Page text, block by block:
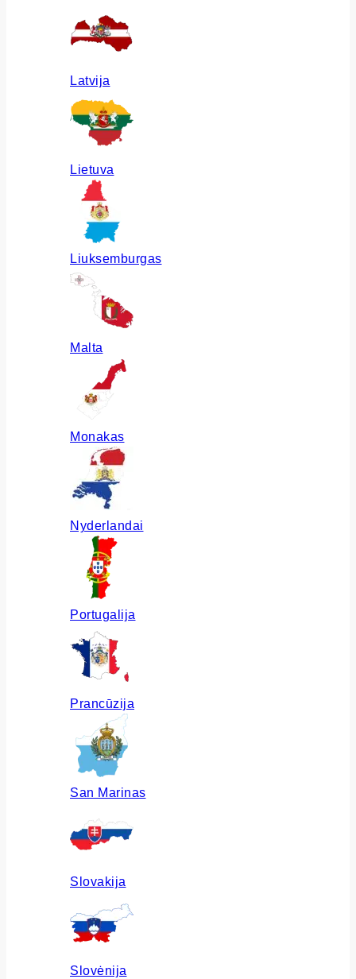
Latvija
Lietuva
Liuksemburgas
Malta
Monakas
Nyderlandai
Portugalija
Prancūzija
San Marinas
Slovakija
Slovėnija